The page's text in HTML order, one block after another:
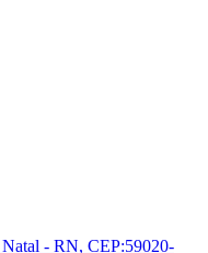
- RN, CEP:59020-